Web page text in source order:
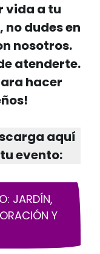
vida a tu
dudes en
nosotros.
atenderte.
hacer
aquí
evento:
JARDÍN,
Y